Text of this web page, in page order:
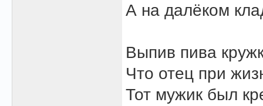
А на далёком
Выпив пива
Что отец при
Тот мужик был